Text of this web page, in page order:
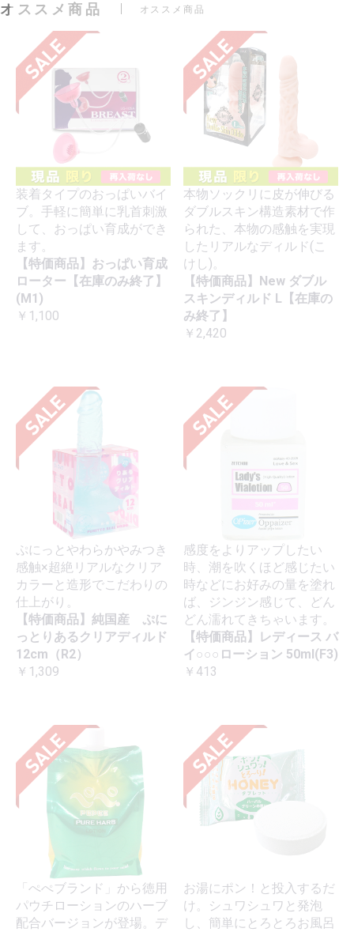
オススメ商品 オススメ商品
装着タイプのおっぱいバイ
ブ。手軽に簡単に乳首刺激
して、おっぱい育成ができ
ます。
【特価商品】おっぱい育成
ローター【在庫のみ終了】
(M1)
￥1,100
本物ソックリに皮が伸びる
ダブルスキン構造素材で作
られた、本物の感触を実現
したリアルなディルド(こ
けし)。
【特価商品】New ダブル
スキンディルド L【在庫の
み終了】
￥2,420
ぷにっとやわらかやみつき
感触×超絶リアルなクリア
カラーと造形でこだわりの
仕上がり。
【特価商品】純国産 ぷに
っとりあるクリアディルド
12cm（R2）
￥1,309
感度をよりアップしたい
時、潮を吹くほど感じたい
時などにお好みの量を塗れ
ば、ジンジン感じて、どん
どん濡れてきちゃいます。
【特価商品】レディース バ
イ○○○ローション 50ml(F3)
￥413
「ぺぺブランド」から徳用
パウチローションのハーブ
配合バージョンが登場。デ
お湯にポン！と投入するだ
け。シュワシュワと発泡
し、簡単にとろとろお風呂